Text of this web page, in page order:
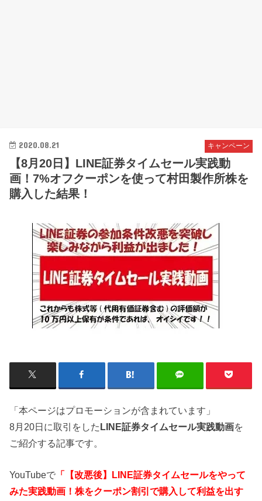
キャンペーン
2020.08.21
【8月20日】LINE証券タイムセール実践動
画！7%オフクーポンを使って村田製作所株を
購入した結果！
「本ページはプロモーションが含まれています」
8月20日に取引をしたLINE証券タイムセール実践動画を
ご紹介する記事です。
YouTubeで 「【改悪後】LINE証券タイムセールをやって
みた実践動画！株をクーポン割引で購入して利益を出す